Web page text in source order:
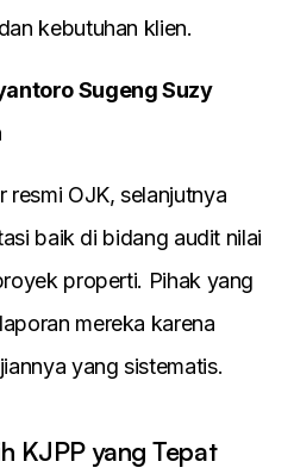
kebutuhan klien.
Sugeng Suzy
resmi OJK, selanjutnya
baik di bidang audit nilai
properti. Pihak yang
mereka karena
yang sistematis.
KJPP yang Tepat